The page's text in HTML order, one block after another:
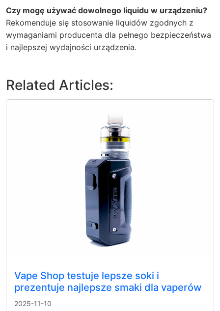
Czy mogę używać dowolnego liquidu w urządzeniu?
Rekomenduje się stosowanie liquidów zgodnych z
wymaganiami producenta dla pełnego bezpieczeństwa
i najlepszej wydajności urządzenia.
Related Articles:
Vape Shop testuje lepsze soki i
prezentuje najlepsze smaki dla vaperów
2025-11-10